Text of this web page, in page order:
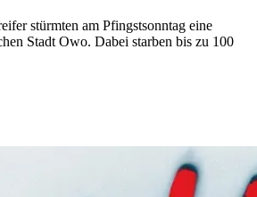
stürmten am Pfingstsonntag eine
Stadt Owo. Dabei starben bis zu 100